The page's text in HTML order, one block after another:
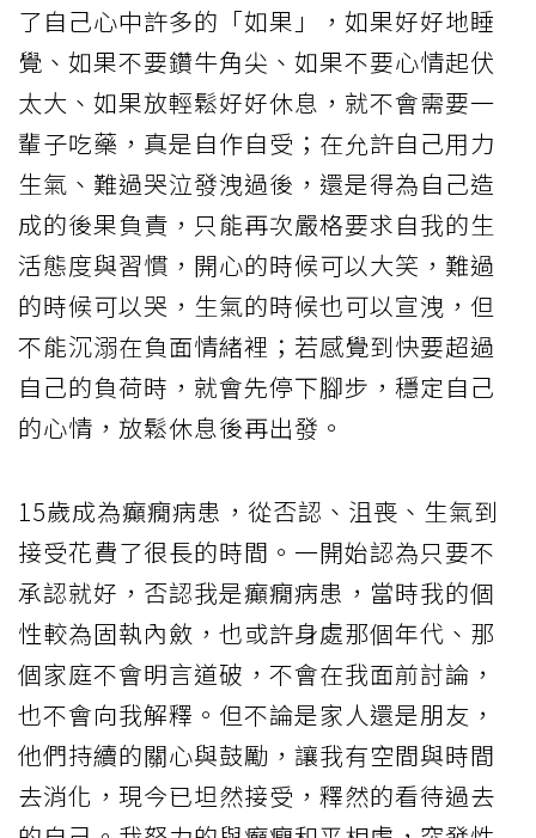
了自己心中許多的「如果」，如果好好地睡
覺、如果不要鑽牛角尖、如果不要心情起伏
太大、如果放輕鬆好好休息，就不會需要一
輩子吃藥，真是自作自受；在允許自己用力
生氣、難過哭泣發洩過後，還是得為自己造
成的後果負責，只能再次嚴格要求自我的生
活態度與習慣，開心的時候可以大笑，難過
的時候可以哭，生氣的時候也可以宣洩，但
不能沉溺在負面情緒裡；若感覺到快要超過
自己的負荷時，就會先停下腳步，穩定自己
的心情，放鬆休息後再出發。
15歲成為癲癇病患，從否認、沮喪、生氣到
接受花費了很長的時間。一開始認為只要不
承認就好，否認我是癲癇病患，當時我的個
性較為固執內斂，也或許身處那個年代、那
個家庭不會明言道破，不會在我面前討論，
也不會向我解釋。但不論是家人還是朋友，
他們持續的關心與鼓勵，讓我有空間與時間
去消化，現今已坦然接受，釋然的看待過去